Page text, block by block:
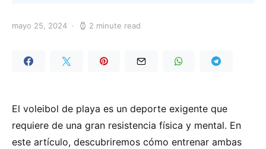
mayo 25, 2024 2 minute read
El voleibol de playa es un deporte exigente que
requiere de una gran resistencia física y mental. En
este artículo, descubriremos cómo entrenar ambas